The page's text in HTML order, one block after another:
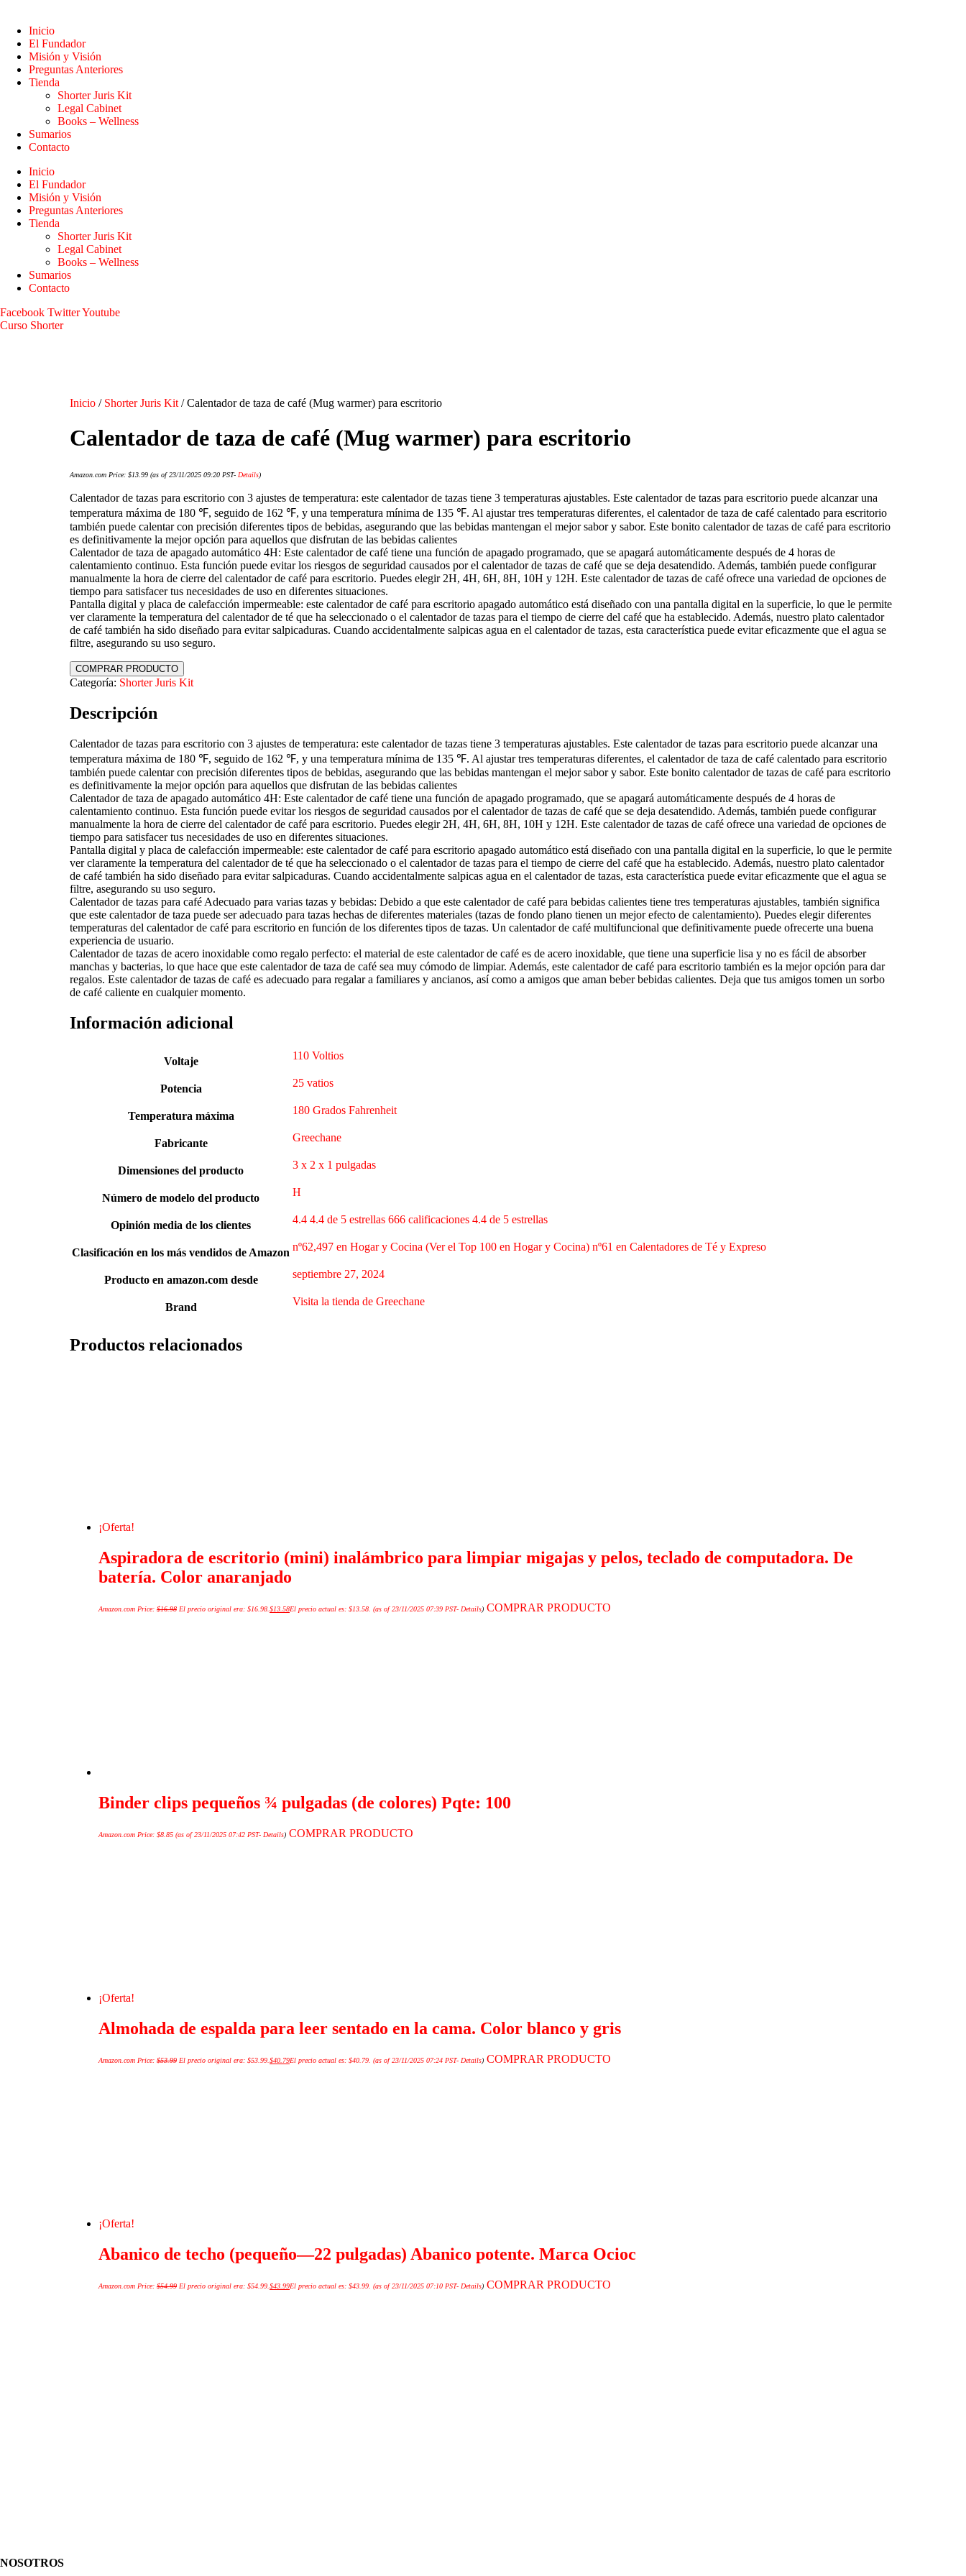
Inicio
El Fundador
Misión y Visión
Preguntas Anteriores
Tienda
Shorter Juris Kit
Legal Cabinet
Books – Wellness
Sumarios
Contacto
Inicio
El Fundador
Misión y Visión
Preguntas Anteriores
Tienda
Shorter Juris Kit
Legal Cabinet
Books – Wellness
Sumarios
Contacto
Facebook TwitterYoutube
Curso Shorter
Inicio / Shorter Juris Kit / Calentador de taza de café (Mug warmer) para escritorio
Calentador de taza de café (Mug warmer) para escritorio
Amazon.com Price: $13.99 (as of 23/11/2025 09:20 PST- Details)
Calentador de tazas para escritorio con 3 ajustes de temperatura: este calentador de tazas tiene 3 temperaturas ajustables. Este calentador de tazas para escritorio puede alcanzar una
temperatura máxima de 180 ℉, seguido de 162 ℉, y una temperatura mínima de 135 ℉. Al ajustar tres temperaturas diferentes, el calentador de taza de café calentado para escritorio
también puede calentar con precisión diferentes tipos de bebidas, asegurando que las bebidas mantengan el mejor sabor y sabor. Este bonito calentador de tazas de café para escritorio
es definitivamente la mejor opción para aquellos que disfrutan de las bebidas calientes
Calentador de taza de apagado automático 4H: Este calentador de café tiene una función de apagado programado, que se apagará automáticamente después de 4 horas de
calentamiento continuo. Esta función puede evitar los riesgos de seguridad causados por el calentador de tazas de café que se deja desatendido. Además, también puede configurar
manualmente la hora de cierre del calentador de café para escritorio. Puedes elegir 2H, 4H, 6H, 8H, 10H y 12H. Este calentador de tazas de café ofrece una variedad de opciones de
tiempo para satisfacer tus necesidades de uso en diferentes situaciones.
Pantalla digital y placa de calefacción impermeable: este calentador de café para escritorio apagado automático está diseñado con una pantalla digital en la superficie, lo que le permite
ver claramente la temperatura del calentador de té que ha seleccionado o el calentador de tazas para el tiempo de cierre del café que ha establecido. Además, nuestro plato calentador
de café también ha sido diseñado para evitar salpicaduras. Cuando accidentalmente salpicas agua en el calentador de tazas, esta característica puede evitar eficazmente que el agua se
filtre, asegurando su uso seguro.
COMPRAR PRODUCTO
Categoría: Shorter Juris Kit
Descripción
Calentador de tazas para escritorio con 3 ajustes de temperatura: este calentador de tazas tiene 3 temperaturas ajustables. Este calentador de tazas para escritorio puede alcanzar una
temperatura máxima de 180 ℉, seguido de 162 ℉, y una temperatura mínima de 135 ℉. Al ajustar tres temperaturas diferentes, el calentador de taza de café calentado para escritorio
también puede calentar con precisión diferentes tipos de bebidas, asegurando que las bebidas mantengan el mejor sabor y sabor. Este bonito calentador de tazas de café para escritorio
es definitivamente la mejor opción para aquellos que disfrutan de las bebidas calientes
Calentador de taza de apagado automático 4H: Este calentador de café tiene una función de apagado programado, que se apagará automáticamente después de 4 horas de
calentamiento continuo. Esta función puede evitar los riesgos de seguridad causados por el calentador de tazas de café que se deja desatendido. Además, también puede configurar
manualmente la hora de cierre del calentador de café para escritorio. Puedes elegir 2H, 4H, 6H, 8H, 10H y 12H. Este calentador de tazas de café ofrece una variedad de opciones de
tiempo para satisfacer tus necesidades de uso en diferentes situaciones.
Pantalla digital y placa de calefacción impermeable: este calentador de café para escritorio apagado automático está diseñado con una pantalla digital en la superficie, lo que le permite
ver claramente la temperatura del calentador de té que ha seleccionado o el calentador de tazas para el tiempo de cierre del café que ha establecido. Además, nuestro plato calentador
de café también ha sido diseñado para evitar salpicaduras. Cuando accidentalmente salpicas agua en el calentador de tazas, esta característica puede evitar eficazmente que el agua se
filtre, asegurando su uso seguro.
Calentador de tazas para café Adecuado para varias tazas y bebidas: Debido a que este calentador de café para bebidas calientes tiene tres temperaturas ajustables, también significa
que este calentador de taza puede ser adecuado para tazas hechas de diferentes materiales (tazas de fondo plano tienen un mejor efecto de calentamiento). Puedes elegir diferentes
temperaturas del calentador de café para escritorio en función de los diferentes tipos de tazas. Un calentador de café multifuncional que definitivamente puede ofrecerte una buena
experiencia de usuario.
Calentador de tazas de acero inoxidable como regalo perfecto: el material de este calentador de café es de acero inoxidable, que tiene una superficie lisa y no es fácil de absorber
manchas y bacterias, lo que hace que este calentador de taza de café sea muy cómodo de limpiar. Además, este calentador de café para escritorio también es la mejor opción para dar
regalos. Este calentador de tazas de café es adecuado para regalar a familiares y ancianos, así como a amigos que aman beber bebidas calientes. Deja que tus amigos tomen un sorbo
de café caliente en cualquier momento.
Información adicional
Voltaje ‎110 Voltios
Potencia 25 vatios
Temperatura máxima 180 Grados Fahrenheit
Fabricante Greechane
Dimensiones del producto 3 x 2 x 1 pulgadas
Número de modelo del producto H
Opinión media de los clientes 4.4 4.4 de 5 estrellas 666 calificaciones 4.4 de 5 estrellas
Clasificación en los más vendidos de Amazon nº62,497 en Hogar y Cocina (Ver el Top 100 en Hogar y Cocina) nº61 en Calentadores de Té y Expreso
Producto en amazon.com desde septiembre 27, 2024
Brand Visita la tienda de Greechane
Productos relacionados
¡Oferta!
Aspiradora de escritorio (mini) inalámbrico para limpiar migajas y pelos, teclado de computadora. De
batería. Color anaranjado
Amazon.com Price: $16.98 El precio original era: $16.98. $13.58El precio actual es: $13.58. (as of 23/11/2025 07:39 PST- Details) COMPRAR PRODUCTO
Binder clips pequeños ¾ pulgadas (de colores) Pqte: 100
Amazon.com Price: $8.85 (as of 23/11/2025 07:42 PST- Details) COMPRAR PRODUCTO
¡Oferta!
Almohada de espalda para leer sentado en la cama. Color blanco y gris
Amazon.com Price: $53.99 El precio original era: $53.99. $40.79El precio actual es: $40.79. (as of 23/11/2025 07:24 PST- Details) COMPRAR PRODUCTO
¡Oferta!
Abanico de techo (pequeño—22 pulgadas) Abanico potente. Marca Ocioc
Amazon.com Price: $54.99 El precio original era: $54.99. $43.99El precio actual es: $43.99. (as of 23/11/2025 07:10 PST- Details) COMPRAR PRODUCTO
NOSOTROS